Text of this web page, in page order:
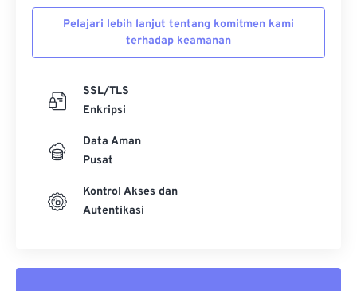
Pelajari lebih lanjut tentang komitmen kami
terhadap keamanan
SSL/TLS
Enkripsi
Data Aman
Pusat
Kontrol Akses dan
Autentikasi